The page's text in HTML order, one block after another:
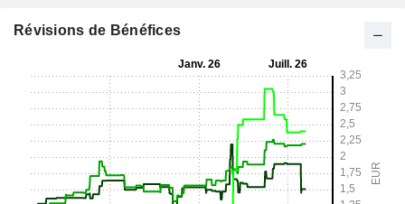
Révisions de Bénéfices